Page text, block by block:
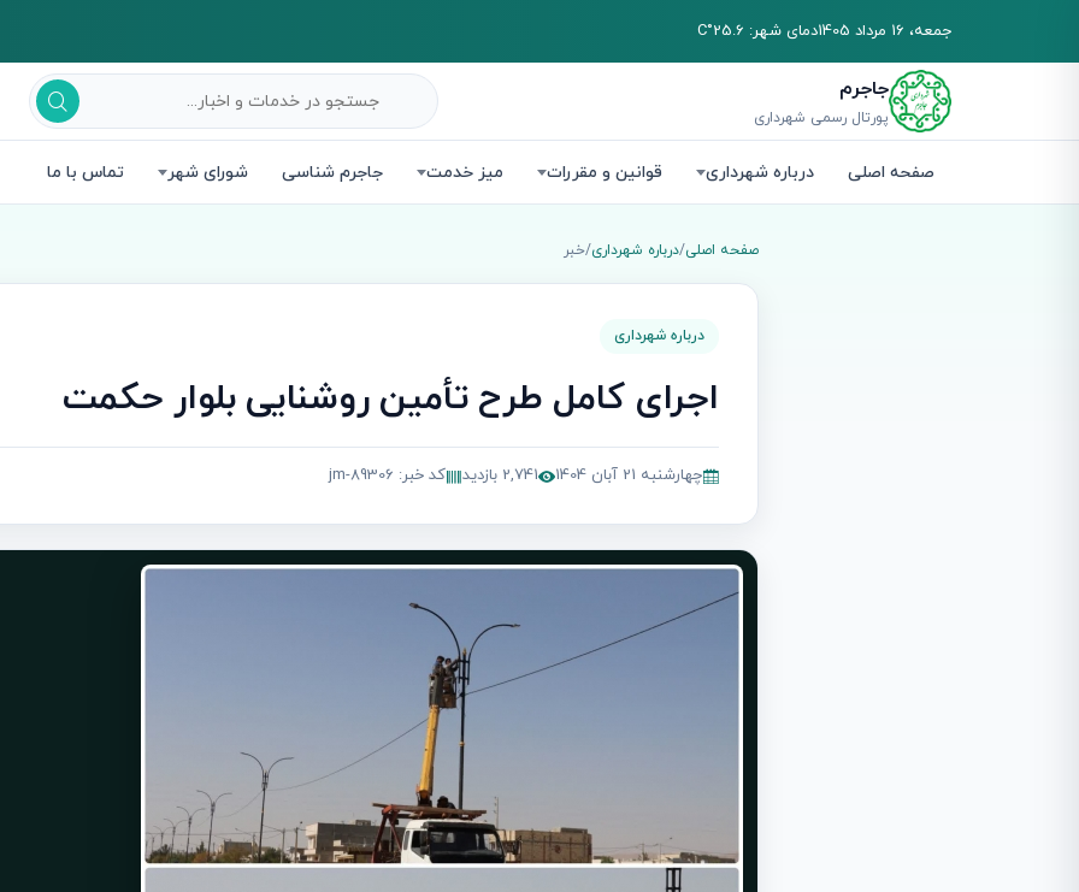
جمعه، 16 مرداد 1405 دمای شهر: 25.6°C
جاجرم
پورتال رسمی شهرداری
صفحه اصلی درباره شهرداری قوانین و مقررات میز خدمت جاجرم شناسی شورای شهر تماس با ما
صفحه اصلی/درباره شهرداری/خبر
درباره شهرداری
اجرای کامل طرح تأمین روشنایی بلوار حکمت
چهارشنبه 21 آبان 1404 2,741 بازدید کد خبر: jm-89306